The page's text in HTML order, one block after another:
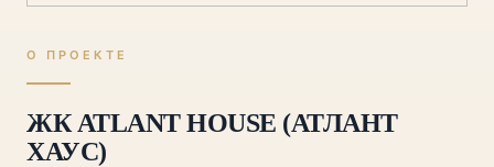
О ПРОЕКТЕ
ЖК ATLANT HOUSE (АТЛАНТ
ХАУС)